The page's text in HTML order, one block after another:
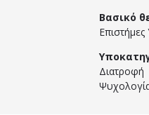
Βασικό
Επιστήμες
Διατροφή